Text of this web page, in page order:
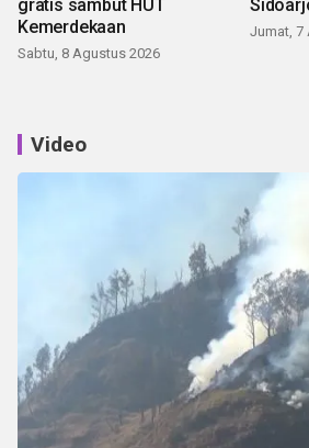
gratis sambut HUT
Kemerdekaan
Sabtu, 8 Agustus 2026
Jumat, 7
Video